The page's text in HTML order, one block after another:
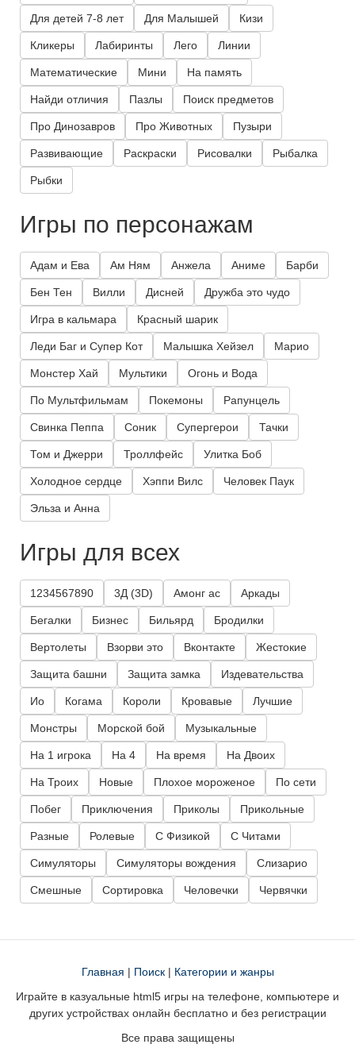
Для детей 7-8 лет Для Малышей Кизи
Кликеры Лабиринты Лего Линии
Математические Мини На память
Найди отличия Пазлы Поиск предметов
Про Динозавров Про Животных Пузыри
Развивающие Раскраски Рисовалки Рыбалка
Рыбки
Игры по персонажам
Адам и Ева Ам Ням Анжела Аниме Барби
Бен Тен Вилли Дисней Дружба это чудо
Игра в кальмара Красный шарик
Леди Баг и Супер Кот Малышка Хейзел Марио
Монстер Хай Мультики Огонь и Вода
По Мультфильмам Покемоны Рапунцель
Свинка Пеппа Соник Супергерои Тачки
Том и Джерри Троллфейс Улитка Боб
Холодное сердце Хэппи Вилс Человек Паук
Эльза и Анна
Игры для всех
1234567890 3Д (3D) Амонг ас Аркады
Бегалки Бизнес Бильярд Бродилки
Вертолеты Взорви это Вконтакте Жестокие
Защита башни Защита замка Издевательства
Ио Когама Короли Кровавые Лучшие
Монстры Морской бой Музыкальные
На 1 игрока На 4 На время На Двоих
На Троих Новые Плохое мороженое По сети
Побег Приключения Приколы Прикольные
Разные Ролевые С Физикой С Читами
Симуляторы Симуляторы вождения Слизарио
Смешные Сортировка Человечки Червячки
Главная | Поиск| Категории и жанры
Играйте в казуальные html5 игры на телефоне, компьютере и
других устройствах онлайн бесплатно и без регистрации
Все права защищены